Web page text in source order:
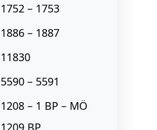
1752 – 1753
1886 – 1887
11830
5590 – 5591
1208 – 1 BP – MÖ
1209 BP